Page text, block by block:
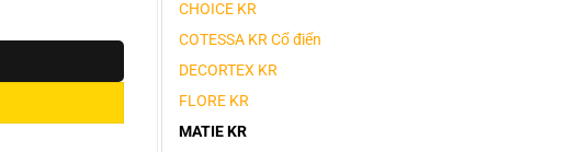
CHOICE KR
COTESSA KR Cổ điển
DECORTEX KR
FLORE KR
MATIE KR